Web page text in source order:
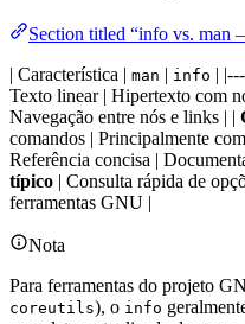
Section titled “info vs. man
| Característica | man | info |
Texto linear | Hipertexto com
Navegação entre nós e links | |
comandos | Principalmente
Referência concisa |
típico | Consulta rápida de
ferramentas GNU |
Nota
Para ferramentas do projeto
coreutils), o info